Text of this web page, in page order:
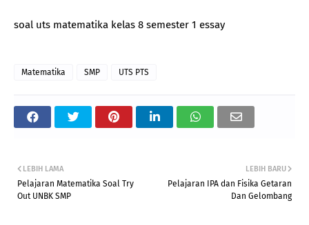
soal uts matematika kelas 8 semester 1 essay
Matematika SMP UTS PTS
LEBIH BARU
Pelajaran IPA dan Fisika Getaran
Dan Gelombang
LEBIH LAMA
Pelajaran Matematika Soal Try
Out UNBK SMP